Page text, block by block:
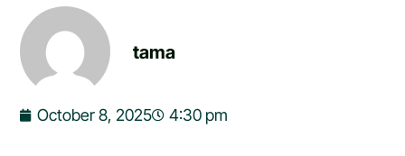
tama
October 8, 2025 4:30 pm